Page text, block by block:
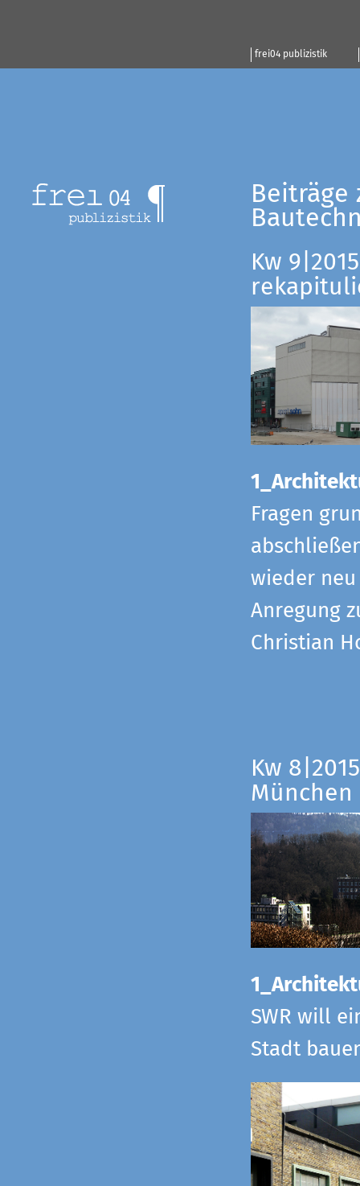
frei04 publizistik
Beiträge
Kw
Fragen
wieder
Anregung
Christian
Kw
München
SWR will
Stadt